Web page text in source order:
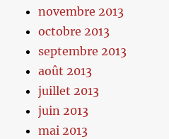
novembre 2013
octobre 2013
septembre 2013
août 2013
juillet 2013
juin 2013
mai 2013